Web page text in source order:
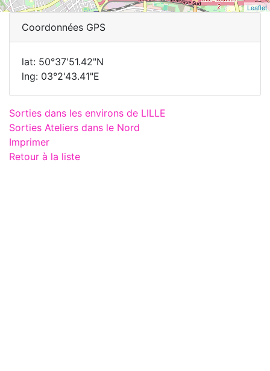
Leaflet
Coordonnées GPS
lat: 50°37'51.42"N
lng: 03°2'43.41"E
Sorties dans les environs de LILLE
Sorties Ateliers dans le Nord
Imprimer
Retour à la liste